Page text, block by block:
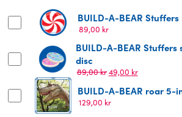
BUILD-A-BEAR
89,00 kr
BUILD-A-BEAR Stuffers
disc
89,00krOriginal
was:
89,00 kr.
49,00 krCurrent
is:
BUILD-A-BEAR roar 5-
129,00 kr